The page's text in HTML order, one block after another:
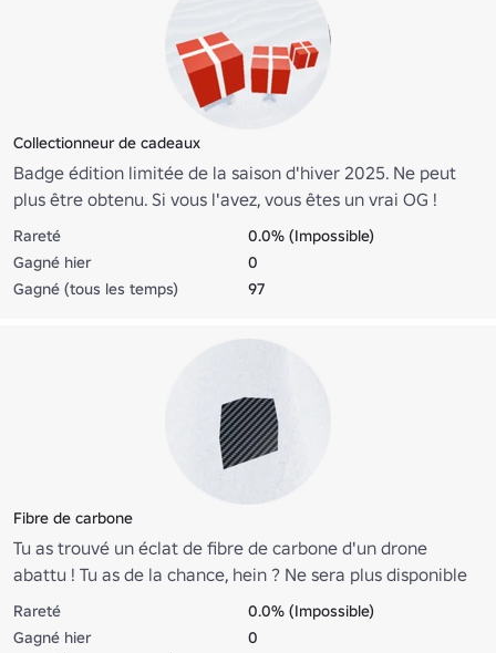
Collectionneur de cadeaux
Badge édition limitée de la saison d'hiver 2025. Ne peut
plus être obtenu. Si vous l'avez, vous êtes un vrai OG !
Rareté
0.0% (Impossible)
Gagné hier
0
Gagné (tous les temps)
97
Fibre de carbone
Tu as trouvé un éclat de fibre de carbone d'un drone
abattu ! Tu as de la chance, hein ? Ne sera plus disponible
après la mise à jour du 11.06.2026.
Rareté
0.0% (Impossible)
Gagné hier
0